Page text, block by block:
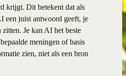
krijgt. Dit betekent dat als
een juist antwoord geeft, je
Je kan AI het beste
meningen of basis
zien, niet als een bron